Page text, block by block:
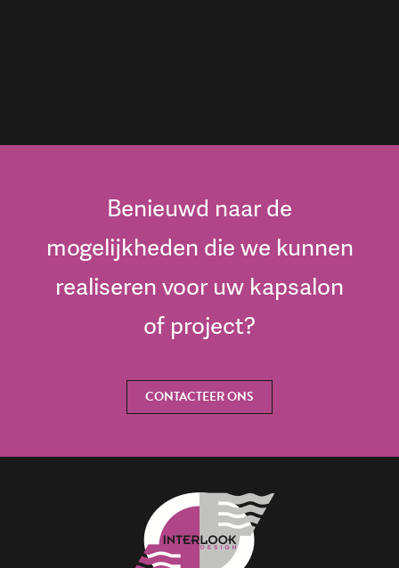
Benieuwd naar de
mogelijkheden die we kunnen
realiseren voor uw kapsalon
of project?
CONTACTEER ONS